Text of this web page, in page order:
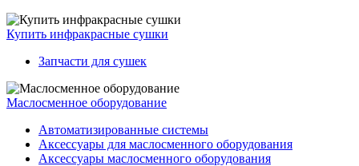
Купить инфракрасные сушки
Запчасти для сушек
Маслосменное оборудование
Автоматизированные системы
Аксессуары для маслосменного оборудования
Аксессуары маслосменного оборудования